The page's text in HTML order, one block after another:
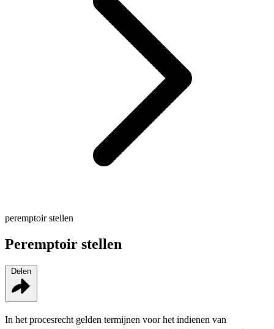
peremptoir stellen
Peremptoir stellen
In het procesrecht gelden termijnen voor het indienen van